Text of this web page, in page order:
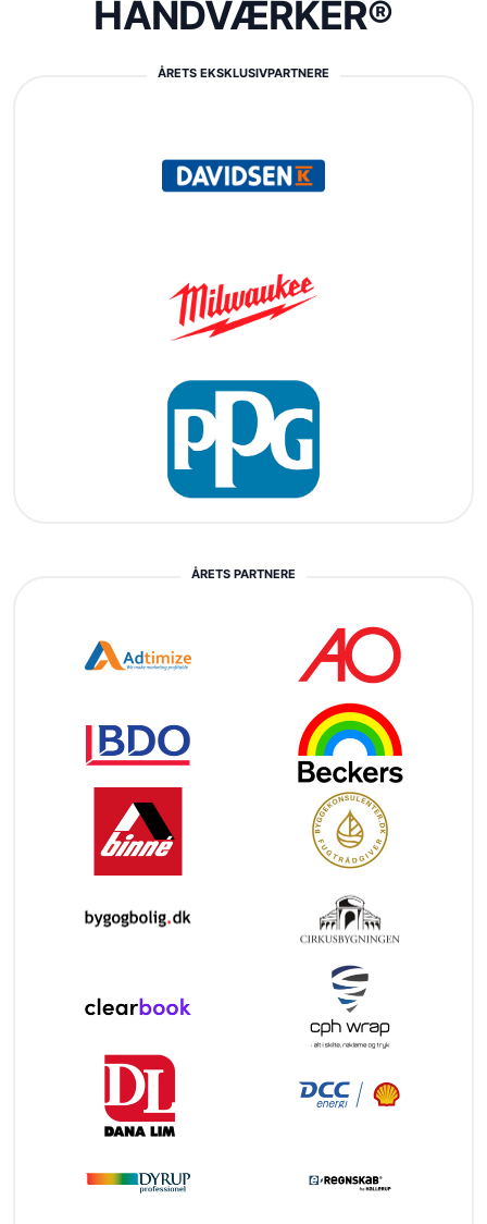
HÅNDVÆRKER®
ÅRETS EKSKLUSIVPARTNERE
ÅRETS PARTNERE